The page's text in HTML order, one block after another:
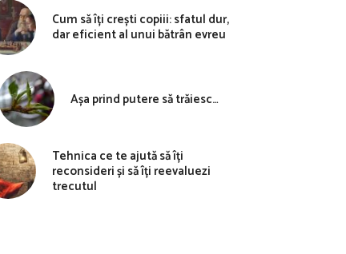
Cum să îți crești copiii: sfatul dur,
dar eficient al unui bătrân evreu
Așa prind putere să trăiesc…
Tehnica ce te ajută să îți
reconsideri și să îți reevaluezi
trecutul